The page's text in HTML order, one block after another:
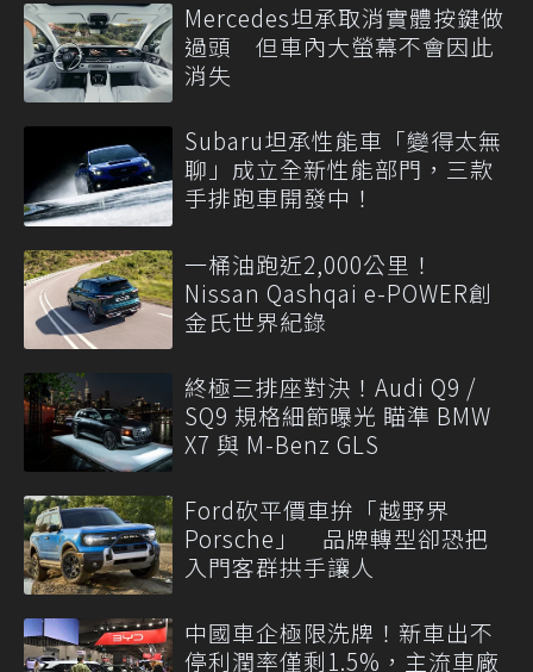
Mercedes坦承取消實體按鍵做
過頭 但車內大螢幕不會因此
消失
Subaru坦承性能車「變得太無
聊」成立全新性能部門，三款
手排跑車開發中！
一桶油跑近2,000公里！
Nissan Qashqai e-POWER創
金氏世界紀錄
終極三排座對決！Audi Q9 /
SQ9 規格細節曝光 瞄準 BMW
X7 與 M-Benz GLS
Ford砍平價車拚「越野界
Porsche」 品牌轉型卻恐把
入門客群拱手讓人
中國車企極限洗牌！新車出不
停利潤率僅剩1.5%，主流車廠